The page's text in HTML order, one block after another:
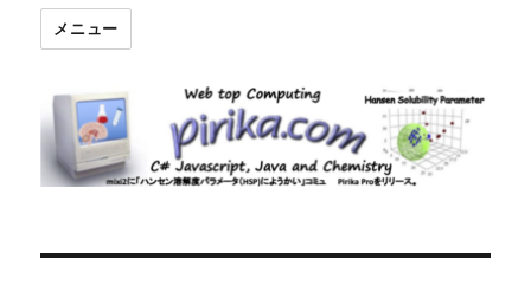
メニュー